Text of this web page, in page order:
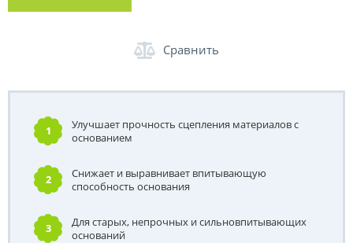
Сравнить
1
Улучшает прочность сцепления материалов с
основанием
2
Снижает и выравнивает впитывающую
способность основания
3
Для старых, непрочных и сильновпитывающих
оснований